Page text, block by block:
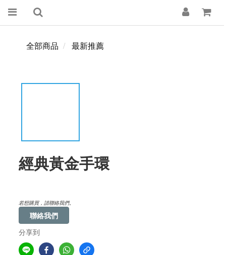
全部商品 最新推薦
經典黃金手環
若想購買，請聯絡我們。
聯絡我們
分享到